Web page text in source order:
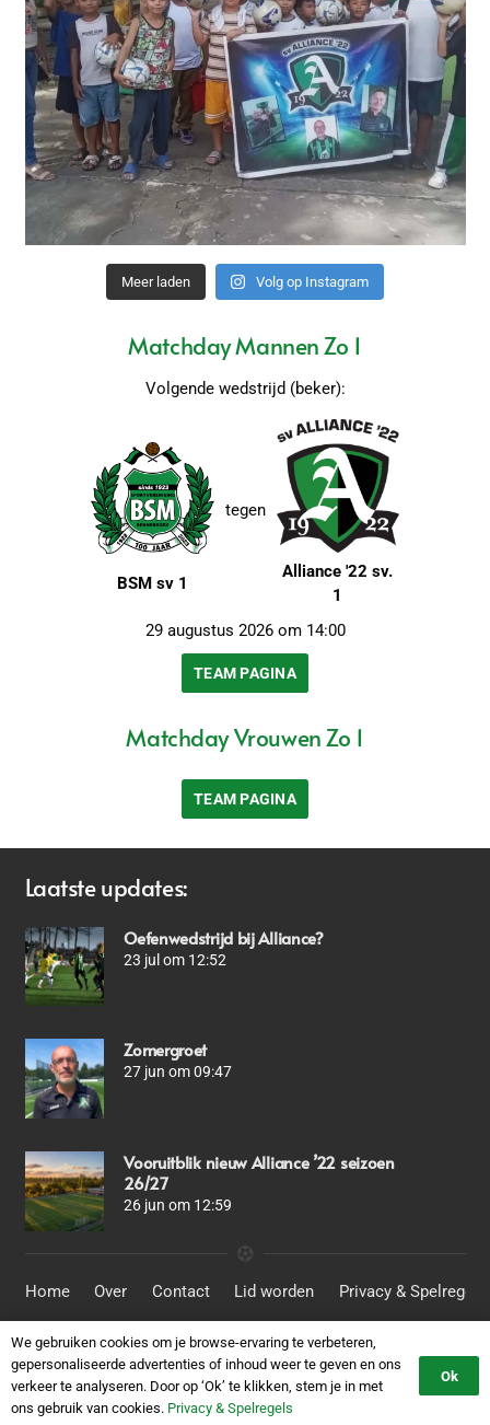
Meer laden Volg op Instagram
Matchday Mannen Zo 1
Volgende wedstrijd (beker):
BSM sv 1
tegen
Alliance '22 sv.
1
29 augustus 2026 om 14:00
TEAM PAGINA
Matchday Vrouwen Zo 1
TEAM PAGINA
Laatste updates:
Oefenwedstrijd bij Alliance?
23 jul om 12:52
Zomergroet
27 jun om 09:47
Vooruitblik nieuw Alliance ’22 seizoen
26/27
26 jun om 12:59
Home Over Contact Lid worden Privacy & Spelregels
© SV Alliance ´22
Website door:DataSign.nl
We gebruiken cookies om je browse-ervaring te verbeteren,
gepersonaliseerde advertenties of inhoud weer te geven en ons
verkeer te analyseren. Door op ‘Ok’ te klikken, stem je in met
ons gebruik van cookies. Privacy & Spelregels
Ok